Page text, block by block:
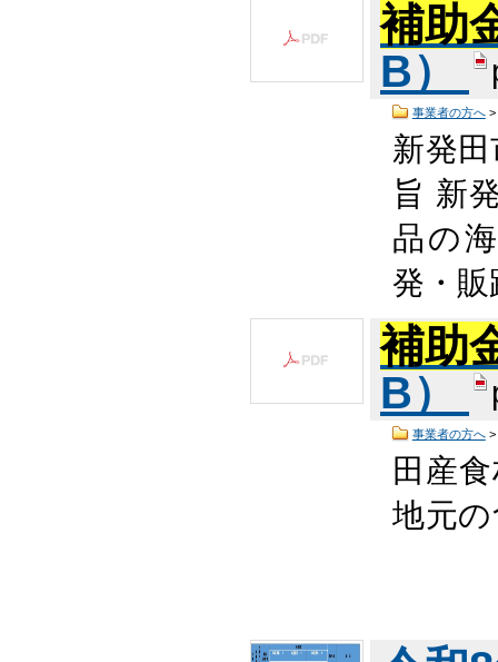
補助
B）
事業者の方へ>
新発
旨 新
品の
発・
補助
B）
事業者の方へ>
田産
地元